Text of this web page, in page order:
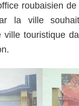
roubaisien
la ville
ville touristique